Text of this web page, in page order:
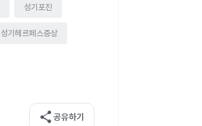
성기포진
성기헤르페스증상
share 공유하기